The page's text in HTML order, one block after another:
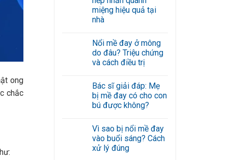
ong
chắc
miệng hiệu quả tại
nhà
bình
luận
ở
Gợi
bài
tập
giảm
nếp
nhăn
hiệu
quả
tại
nhà
Nổi mề đay ở mông
do đâu? Triệu chứng
và cách điều trị
bình
luận
ở
Nổi
ở
mông
do
đâu?
Triệu
Bác sĩ giải đáp: Mẹ
bị mề đay có cho con
bú được không?
bình
luận
ở
Bác
Vì sao bị nổi mề đay
vào buổi sáng? Cách
xử lý đúng